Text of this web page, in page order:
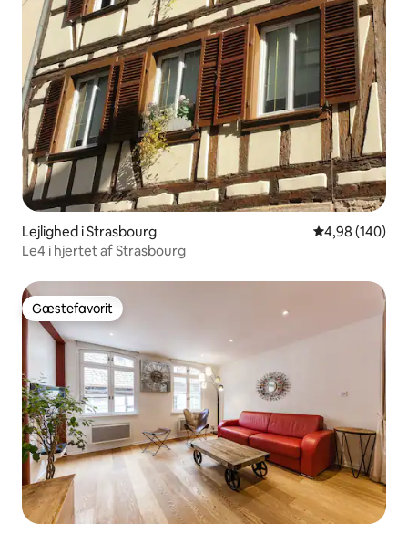
Lejlighed i Strasbourg 4,98 ud af 5 i
4,98 (140)
Le4 i hjertet af Strasbourg
Gæstefavorit
Gæstefavorit